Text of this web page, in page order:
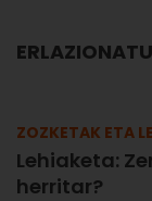
ZOZKETAK ETA
Lehiaketa:
herritar?